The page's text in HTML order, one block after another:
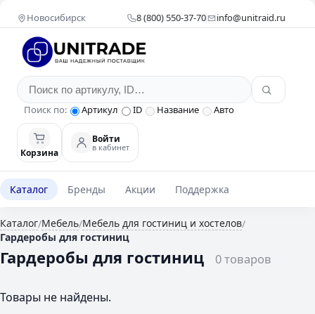
Новосибирск 8 (800) 550-37-70 info@unitraid.ru
Поиск по: Артикул ID Название Авто
Корзина
Войти
в кабинет
Каталог Бренды Акции Поддержка
Каталог/Мебель/Мебель для гостиниц и хостелов/
Гардеробы для гостиниц
Гардеробы для гостиниц 0 товаров
Товары не найдены.